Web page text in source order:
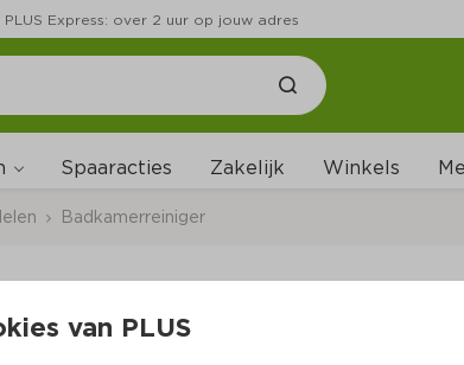
PLUS Express: over 2 uur op jouw adres
Spaaracties Zakelijk Winkels
Badkamerreiniger
HG Power foam
van PLUS